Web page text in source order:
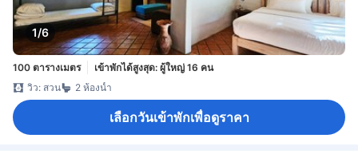
1/6
100 ตารางเมตร
เข้าพักได้สูงสุด: ผู้ใหญ่ 16 คน
วิว: สวน
2 ห้องน้ำ
เลือกวันเข้าพักเพื่อดูราคา